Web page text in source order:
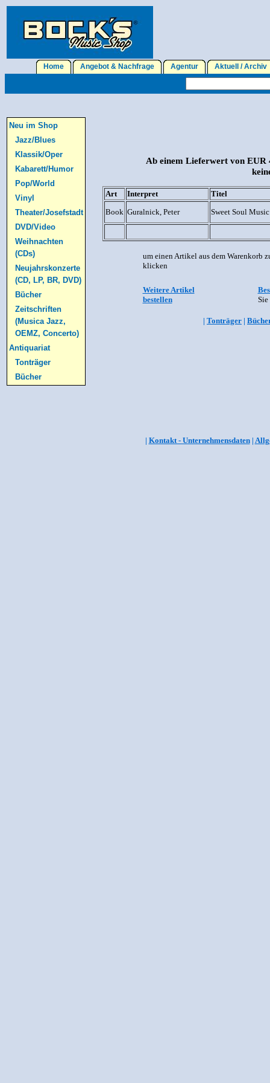
Home Angebot & Nachfrage Agentur Aktuell / Archiv
Neu im Shop
Jazz/Blues
Klassik/Oper
Kabarett/Humor
Pop/World
Vinyl
Theater/Josefstadt
DVD/Video
Weihnachten
(CDs)
Neujahrskonzerte
(CD, LP, BR, DVD)
Bücher
Zeitschriften
(Musica Jazz,
OEMZ, Concerto)
Antiquariat
Tonträger
Bücher
Ab einem Lieferwert von
Art Interpret
Titel
Book Guralnick, Peter Sweet Soul Music
um einen Artikel aus dem Warenkorb
klicken
Weitere Artikel
bestellen
Sie
| Tonträger |
| Kontakt - Unternehmensdaten|